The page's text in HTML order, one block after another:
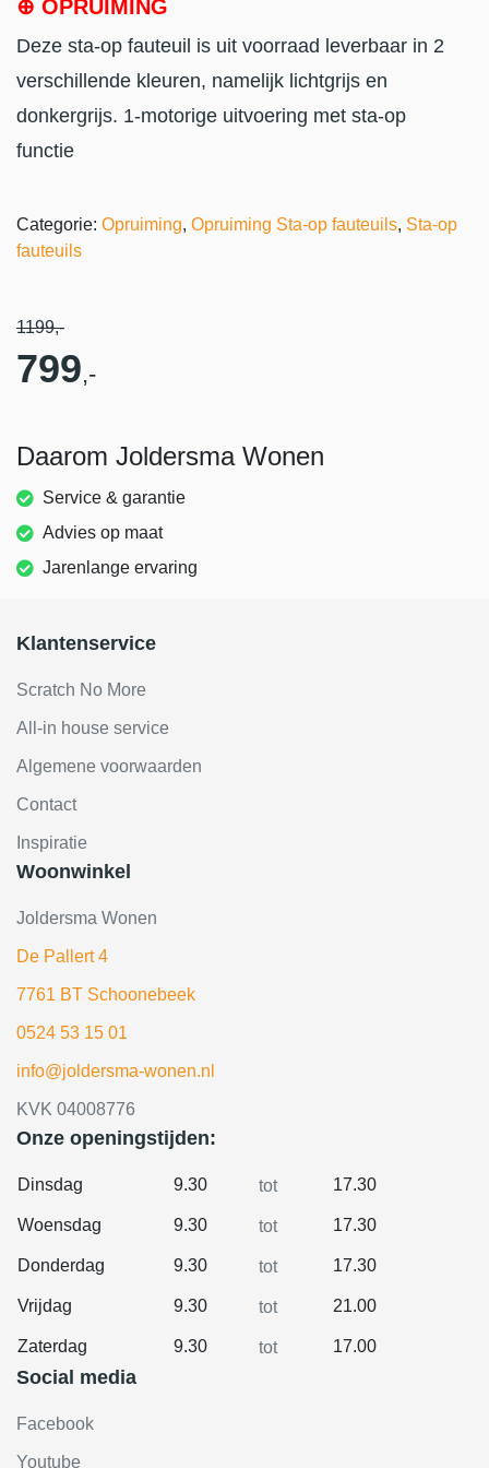
⊕ OPRUIMING
Deze sta-op fauteuil is uit voorraad leverbaar in 2
verschillende kleuren, namelijk lichtgrijs en
donkergrijs. 1-motorige uitvoering met sta-op
functie
Categorie: Opruiming, Opruiming Sta-op fauteuils, Sta-op
fauteuils
1199,-
799,-
Daarom Joldersma Wonen
Service & garantie
Advies op maat
Jarenlange ervaring
Klantenservice
Scratch No More
All-in house service
Algemene voorwaarden
Contact
Inspiratie
Woonwinkel
Joldersma Wonen
De Pallert 4
7761 BT Schoonebeek
0524 53 15 01
info@joldersma-wonen.nl
KVK 04008776
Onze openingstijden:
Dinsdag 9.30 tot 17.30
Woensdag 9.30 tot 17.30
Donderdag 9.30 tot 17.30
Vrijdag 9.30 tot 21.00
Zaterdag 9.30 tot 17.00
Social media
Facebook
Youtube